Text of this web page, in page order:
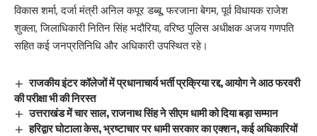
विकास शर्मा, दर्जा मंत्री अनिल कपूर डब्बू, फरजाना बेगम, पूर्व विधायक राजेश
शुक्ला, जिलाधिकारी नितिन सिंह भदौरिया, वरिष्ठ पुलिस अधीक्षक अजय गणपति
सहित कई जनप्रतिनिधि और अधिकारी उपस्थित रहे।
राजकीय इंटर कॉलेजों में प्रधानाचार्य भर्ती प्रक्रिया रद्द, आयोग ने आठ फरवरी
की परीक्षा भी की निरस्त
उत्तराखंड में चार साल, राजनाथ सिंह ने सीएम धामी को दिया बड़ा सम्मान
हरिद्वार घोटाला केस, भ्रष्टाचार पर धामी सरकार का एक्शन, कई अधिकारियों